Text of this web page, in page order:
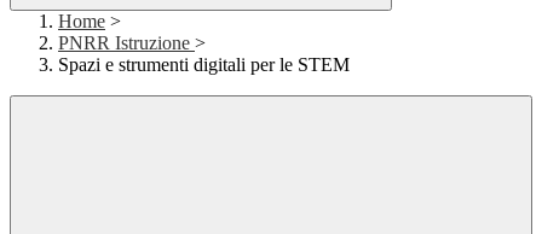
Home >
PNRR Istruzione >
Spazi e strumenti digitali per le STEM